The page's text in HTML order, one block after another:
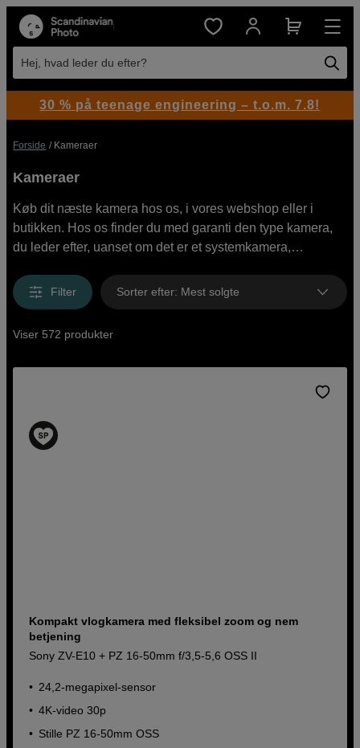
Hej, hvad leder du efter?
Forside Kameraer
Kameraer
Køb dit næste kamera hos os, i vores webshop eller i
butikken. Hos os finder du med garanti den type kamera,
du leder efter, uanset om det er et systemkamera,
mellem mærker som Canon, Nikon, Sony, Fujifilm, OM
System, Hasselblad og mange flere. Vi har alt fra
fotografering, samt et stort udvalg af professionelle
Filter Sorter efter: Mest solgte
Viser 572 produkter
Kompakt vlogkamera med fleksibel zoom og nem
betjening
Sony ZV-E10 + PZ 16-50mm f/3,5-5,6 OSS II
24,2-megapixel-sensor
4K-video 30p
Stille PZ 16-50mm OSS
30 % på teenage engineering – t.o.m. 7.8!